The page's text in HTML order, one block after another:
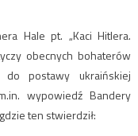
Hale pt. „Kaci Hitlera.
obecnych bohaterów
postawy ukraińskiej
wypowiedź Bandery
ten stwierdził: